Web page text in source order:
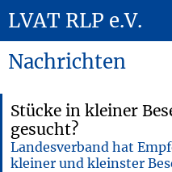
LVAT RLP e.V.
Nachrichten
Stücke in kleiner
gesucht?
Landesverband hat
kleiner und kleinster